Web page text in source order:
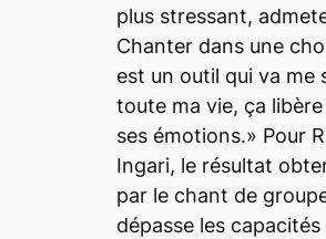
plus stressant,
Chanter dans une
est un outil qui va me
toute ma vie, ça
ses émotions.» Pour
Ingari, le résultat
par le chant de
dépasse les capacités